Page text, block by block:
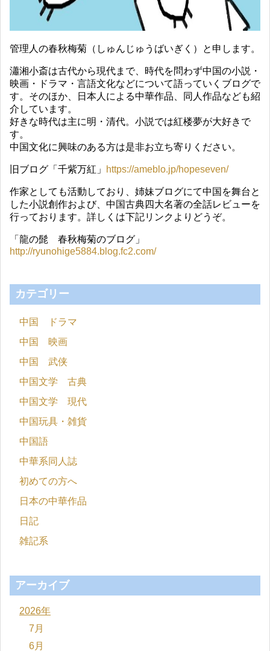
管理人の春秋梅菊（しゅんじゅうばいぎく）と申します。
瀟湘小斎は古代から現代まで、時代を問わず中国の小説・
映画・ドラマ・言語文化などについて語っていくブログで
す。そのほか、日本人による中華作品、同人作品なども紹
介しています。
好きな時代は主に明・清代。小説では紅楼夢が大好きで
す。
中国文化に興味のある方は是非お立ち寄りください。
旧ブログ「千紫万紅」 https://ameblo.jp/hopeseven/
作家としても活動しており、姉妹ブログにて中国を舞台と
した小説創作および、中国古典四大名著の全話レビューを
行っております。詳しくは下記リンクよりどうぞ。
「龍の髭 春秋梅菊のブログ」
http://ryunohige5884.blog.fc2.com/
カテゴリー
中国 ドラマ
中国 映画
中国 武侠
中国文学 古典
中国文学 現代
中国玩具・雑貨
中国語
中華系同人誌
初めての方へ
日本の中華作品
日記
雑記系
アーカイブ
2026年
7月
6月